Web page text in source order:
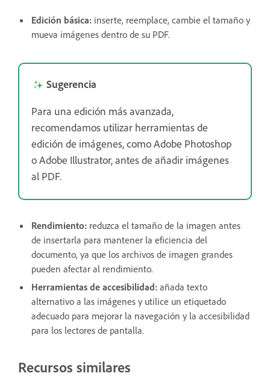
Edición básica: inserte, reemplace, cambie el tamaño y
mueva imágenes dentro de su PDF.
Sugerencia
Para una edición más avanzada,
recomendamos utilizar herramientas de
edición de imágenes, como Adobe Photoshop
o Adobe Illustrator, antes de añadir imágenes
al PDF.
Rendimiento: reduzca el tamaño de la imagen antes
de insertarla para mantener la eficiencia del
documento, ya que los archivos de imagen grandes
pueden afectar al rendimiento.
Herramientas de accesibilidad: añada texto
alternativo a las imágenes y utilice un etiquetado
adecuado para mejorar la navegación y la accesibilidad
para los lectores de pantalla.
Recursos similares